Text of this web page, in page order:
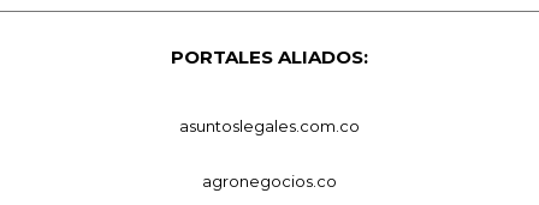
PORTALES ALIADOS:
asuntoslegales.com.co
agronegocios.co